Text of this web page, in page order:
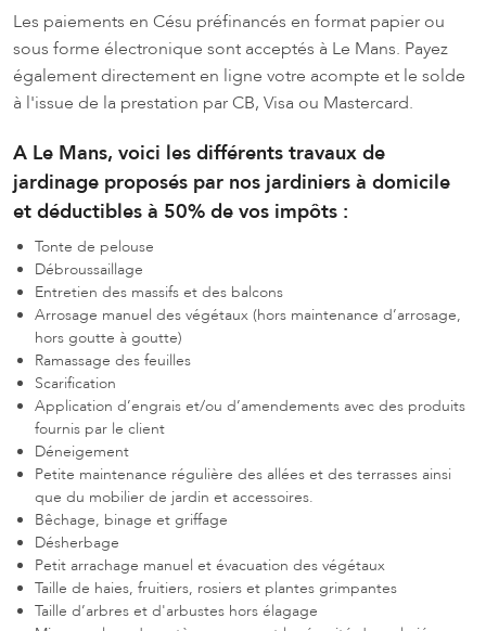
Les paiements en Césu préfinancés en format papier ou
sous forme électronique sont acceptés à Le Mans. Payez
également directement en ligne votre acompte et le solde
à l'issue de la prestation par CB, Visa ou Mastercard.
A Le Mans, voici les différents travaux de
jardinage proposés par nos jardiniers à domicile
et déductibles à 50% de vos impôts :
Tonte de pelouse
Débroussaillage
Entretien des massifs et des balcons
Arrosage manuel des végétaux (hors maintenance d’arrosage,
hors goutte à goutte)
Ramassage des feuilles
Scarification
Application d’engrais et/ou d’amendements avec des produits
fournis par le client
Déneigement
Petite maintenance régulière des allées et des terrasses ainsi
que du mobilier de jardin et accessoires.
Bêchage, binage et griffage
Désherbage
Petit arrachage manuel et évacuation des végétaux
Taille de haies, fruitiers, rosiers et plantes grimpantes
Taille d’arbres et d'arbustes hors élagage